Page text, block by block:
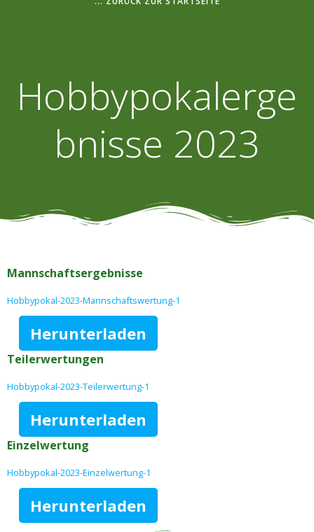
Hobbypokalerge
bnisse 2023
Mannschaftsergebnisse
Hobbypokal-2023-Mannschaftswertung-1
Herunterladen
Teilerwertungen
Hobbypokal-2023-Teilerwertung-1
Herunterladen
Einzelwertung
Hobbypokal-2023-Einzelwertung-1
Herunterladen